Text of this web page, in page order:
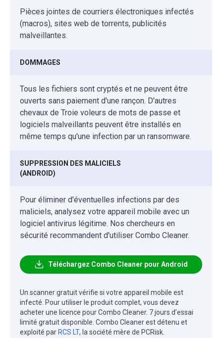
Pièces jointes de courriers électroniques infectés
(macros), sites web de torrents, publicités
malveillantes.
DOMMAGES
Tous les fichiers sont cryptés et ne peuvent être
ouverts sans paiement d'une rançon. D'autres
chevaux de Troie voleurs de mots de passe et
logiciels malveillants peuvent être installés en
même temps qu'une infection par un ransomware.
SUPPRESSION DES MALICIELS
(ANDROID)
Pour éliminer d'éventuelles infections par des
maliciels, analysez votre appareil mobile avec un
logiciel antivirus légitime. Nos chercheurs en
sécurité recommandent d'utiliser Combo Cleaner.
Téléchargez Combo Cleaner pour Android
Un scanner gratuit vérifie si votre appareil mobile est
infecté. Pour utiliser le produit complet, vous devez
acheter une licence pour Combo Cleaner. 7 jours d’essai
limité gratuit disponible. Combo Cleaner est détenu et
exploité parRCS LT, la société mère de PCRisk.